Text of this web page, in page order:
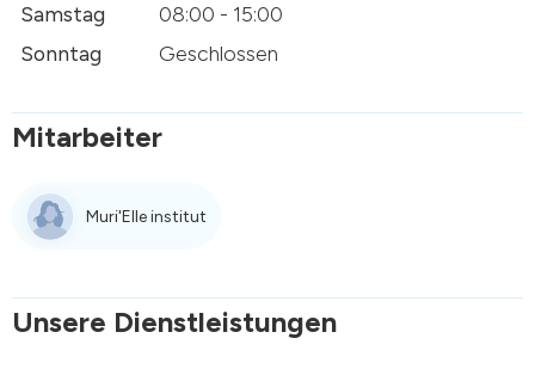
Samstag
08:00 - 15:00
Sonntag
Geschlossen
Mitarbeiter
Muri'Elle institut
Unsere Dienstleistungen